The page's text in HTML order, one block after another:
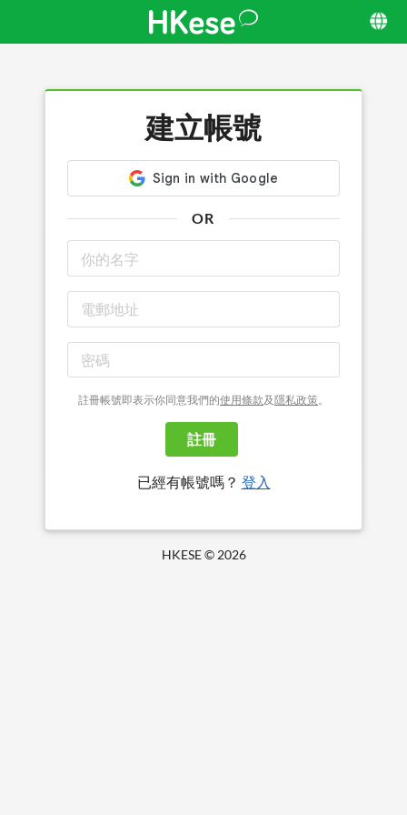
建立帳號
OR
註冊帳號即表示你同意我們的使用條款及隱私政策。
註冊
已經有帳號嗎？ 登入
HKESE © 2026